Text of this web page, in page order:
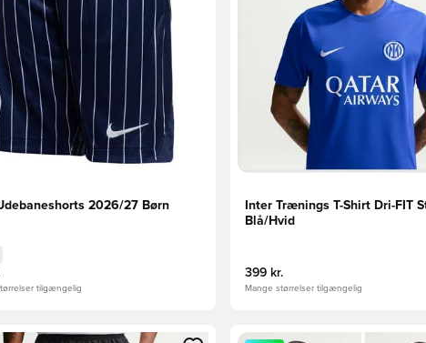
2026/27 Børn
tilgængelig
Inter Trænings T-Shirt Dri-FIT
Blå/Hvid
399 kr.
Mange størrelser tilgængelig